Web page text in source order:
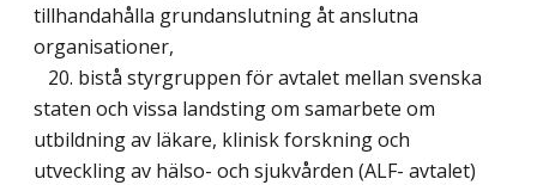
tillhandahålla grundanslutning åt anslutna
organisationer,
20. bistå styrgruppen för avtalet mellan svenska
staten och vissa landsting om samarbete om
utbildning av läkare, klinisk forskning och
utveckling av hälso- och sjukvården (ALF- avtalet)